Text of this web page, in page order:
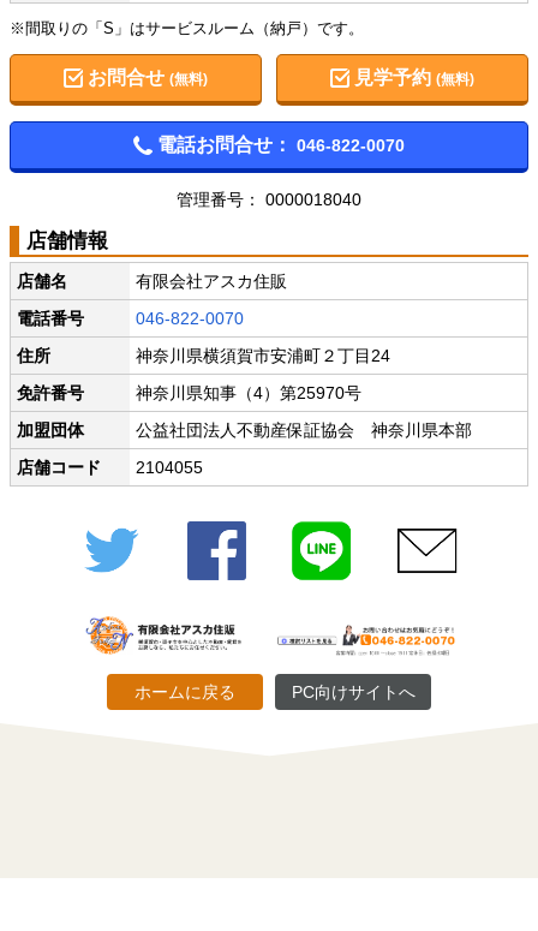
※間取りの「S」はサービスルーム（納戸）です。
お問合せ (無料) 見学予約(無料)
電話お問合せ： 046-822-0070
管理番号： 0000018040
店舗情報
店舗名
有限会社アスカ住販
電話番号
046-822-0070
住所
神奈川県横須賀市安浦町２丁目24
免許番号
神奈川県知事（4）第25970号
加盟団体
公益社団法人不動産保証協会 神奈川県本部
店舗コード
2104055
Twitter Facebook
ホームに戻る PC向けサイトへ